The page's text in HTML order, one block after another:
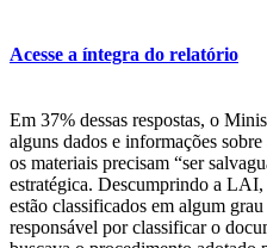
Acesse a íntegra do relatório
Em 37% dessas respostas, o
alguns dados e informações
os materiais precisam “ser
estratégica. Descumprindo a
estão classificados em algum
responsável por classificar o